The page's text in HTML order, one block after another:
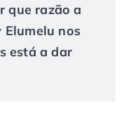
que razão a
Elumelu nos
está a dar